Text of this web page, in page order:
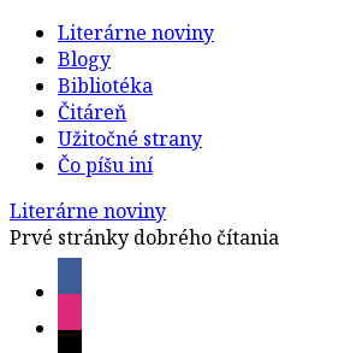
Literárne noviny
Blogy
Bibliotéka
Čitáreň
Užitočné strany
Čo píšu iní
Literárne noviny
Prvé stránky dobrého čítania